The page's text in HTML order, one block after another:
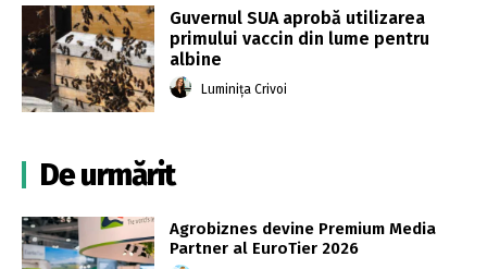
Guvernul SUA aprobă utilizarea
primului vaccin din lume pentru
albine
Luminița Crivoi
De urmărit
Agrobiznes devine Premium Media
Partner al EuroTier 2026